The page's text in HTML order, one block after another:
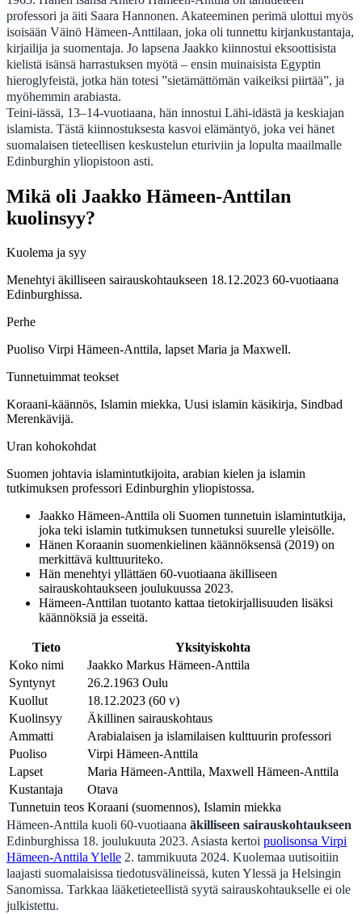
professori ja äiti Saara Hannonen. Akateeminen perimä ulottui myös
isoisään Väinö Hämeen-Anttilaan, joka oli tunnettu kirjankustantaja,
kirjailija ja suomentaja. Jo lapsena Jaakko kiinnostui eksoottisista
kielistä isänsä harrastuksen myötä – ensin muinaisista Egyptin
hieroglyfeistä, jotka hän totesi ”sietämättömän vaikeiksi piirtää”, ja
myöhemmin arabiasta.
Teini-iässä, 13–14-vuotiaana, hän innostui Lähi-idästä ja keskiajan
islamista. Tästä kiinnostuksesta kasvoi elämäntyö, joka vei hänet
suomalaisen tieteellisen keskustelun eturiviin ja lopulta maailmalle
Edinburghin yliopistoon asti.
Mikä oli Jaakko Hämeen-Anttilan
kuolinsyy?
Kuolema ja syy
Menehtyi äkilliseen sairauskohtaukseen 18.12.2023 60-vuotiaana
Edinburghissa.
Perhe
Puoliso Virpi Hämeen-Anttila, lapset Maria ja Maxwell.
Tunnetuimmat teokset
Koraani-käännös, Islamin miekka, Uusi islamin käsikirja, Sindbad
Merenkävijä.
Uran kohokohdat
Suomen johtavia islamintutkijoita, arabian kielen ja islamin
tutkimuksen professori Edinburghin yliopistossa.
Jaakko Hämeen-Anttila oli Suomen tunnetuin islamintutkija,
joka teki islamin tutkimuksen tunnetuksi suurelle yleisölle.
Hänen Koraanin suomenkielinen käännöksensä (2019) on
merkittävä kulttuuriteko.
Hän menehtyi yllättäen 60-vuotiaana äkilliseen
sairauskohtaukseen joulukuussa 2023.
Hämeen-Anttilan tuotanto kattaa tietokirjallisuuden lisäksi
käännöksiä ja esseitä.
Tieto
Yksityiskohta
Koko nimi
Jaakko Markus Hämeen-Anttila
Syntynyt
26.2.1963 Oulu
Kuollut
18.12.2023 (60 v)
Kuolinsyy
Äkillinen sairauskohtaus
Ammatti
Arabialaisen ja islamilaisen kulttuurin professori
Puoliso
Virpi Hämeen-Anttila
Lapset
Maria Hämeen-Anttila, Maxwell Hämeen-Anttila
Kustantaja
Otava
Tunnetuin teos Koraani (suomennos), Islamin miekka
Hämeen-Anttila kuoli 60-vuotiaana äkilliseen sairauskohtaukseen
Edinburghissa 18. joulukuuta 2023. Asiasta kertoi puolisonsa Virpi
Hämeen-Anttila Ylelle 2. tammikuuta 2024. Kuolemaa uutisoitiin
laajasti suomalaisissa tiedotusvälineissä, kuten Ylessä ja Helsingin
Sanomissa. Tarkkaa lääketieteellistä syytä sairauskohtaukselle ei ole
julkistettu.